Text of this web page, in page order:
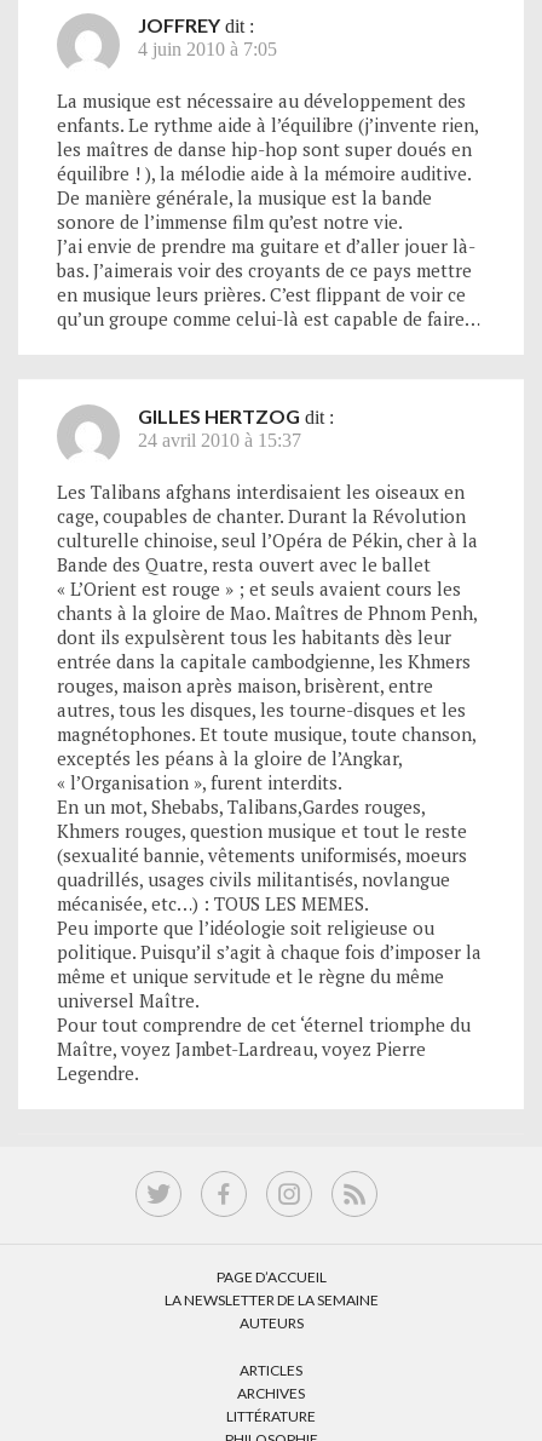
JOFFREY dit :
4 juin 2010 à 7:05
La musique est nécessaire au développement des
enfants. Le rythme aide à l’équilibre (j’invente rien,
les maîtres de danse hip-hop sont super doués en
équilibre ! ), la mélodie aide à la mémoire auditive.
De manière générale, la musique est la bande
sonore de l’immense film qu’est notre vie.
J’ai envie de prendre ma guitare et d’aller jouer là-
bas. J’aimerais voir des croyants de ce pays mettre
en musique leurs prières. C’est flippant de voir ce
qu’un groupe comme celui-là est capable de faire…
GILLES HERTZOG dit :
24 avril 2010 à 15:37
Les Talibans afghans interdisaient les oiseaux en
cage, coupables de chanter. Durant la Révolution
culturelle chinoise, seul l’Opéra de Pékin, cher à la
Bande des Quatre, resta ouvert avec le ballet
« L’Orient est rouge » ; et seuls avaient cours les
chants à la gloire de Mao. Maîtres de Phnom Penh,
dont ils expulsèrent tous les habitants dès leur
entrée dans la capitale cambodgienne, les Khmers
rouges, maison après maison, brisèrent, entre
autres, tous les disques, les tourne-disques et les
magnétophones. Et toute musique, toute chanson,
exceptés les péans à la gloire de l’Angkar,
« l’Organisation », furent interdits.
En un mot, Shebabs, Talibans,Gardes rouges,
Khmers rouges, question musique et tout le reste
(sexualité bannie, vêtements uniformisés, moeurs
quadrillés, usages civils militantisés, novlangue
mécanisée, etc…) : TOUS LES MEMES.
Peu importe que l’idéologie soit religieuse ou
politique. Puisqu’il s’agit à chaque fois d’imposer la
même et unique servitude et le règne du même
universel Maître.
Pour tout comprendre de cet ‘éternel triomphe du
Maître, voyez Jambet-Lardreau, voyez Pierre
Legendre.
PAGE D’ACCUEIL
LA NEWSLETTER DE LA SEMAINE
AUTEURS
ARTICLES
ARCHIVES
LITTÉRATURE